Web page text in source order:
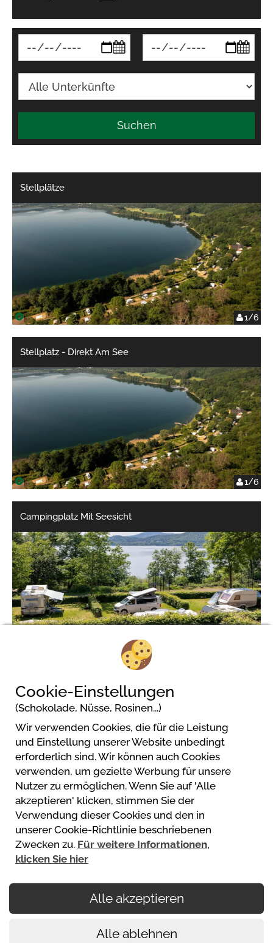
Suchen
1/6
Stellplätze
1/6
Stellplatz - Direkt Am See
Campingplatz Mit Seesicht
RCN Camping Laacher See
Am Laacher See / L113
56653 Wassenach
Cookie-Einstellungen
(Schokolade, Nüsse, Rosinen...)
Wir verwenden Cookies, die für die Leistung
und Einstellung unserer Website unbedingt
erforderlich sind. Wir können auch Cookies
verwenden, um gezielte Werbung für unsere
Nutzer zu ermöglichen. Wenn Sie auf 'Alle
akzeptieren' klicken, stimmen Sie der
Verwendung dieser Cookies und den in
unserer Cookie-Richtlinie beschriebenen
Zwecken zu. Für weitere Informationen,
klicken Sie hier
Alle akzeptieren
Alle ablehnen